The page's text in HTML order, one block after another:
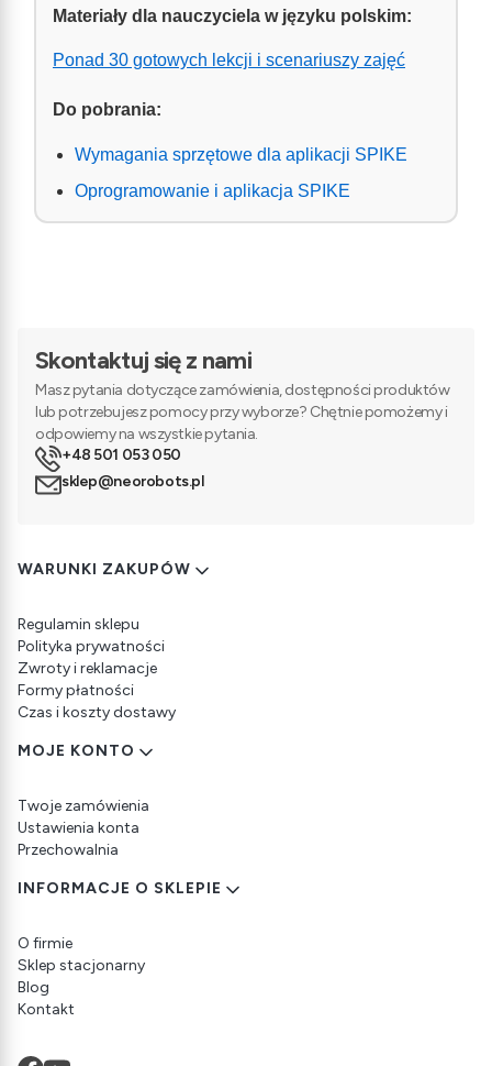
Materiały dla nauczyciela w języku polskim:
Ponad 30 gotowych lekcji i scenariuszy zajęć
Do pobrania:
Wymagania sprzętowe dla aplikacji SPIKE
Oprogramowanie i aplikacja SPIKE
Skontaktuj się z nami
Masz pytania dotyczące zamówienia, dostępności produktów
lub potrzebujesz pomocy przy wyborze? Chętnie pomożemy i
odpowiemy na wszystkie pytania.
+48 501 053 050
sklep@neorobots.pl
Linki w stopce
WARUNKI ZAKUPÓW
Regulamin sklepu
Polityka prywatności
Zwroty i reklamacje
Formy płatności
Czas i koszty dostawy
MOJE KONTO
Twoje zamówienia
Ustawienia konta
Przechowalnia
INFORMACJE O SKLEPIE
O firmie
Sklep stacjonarny
Blog
Kontakt